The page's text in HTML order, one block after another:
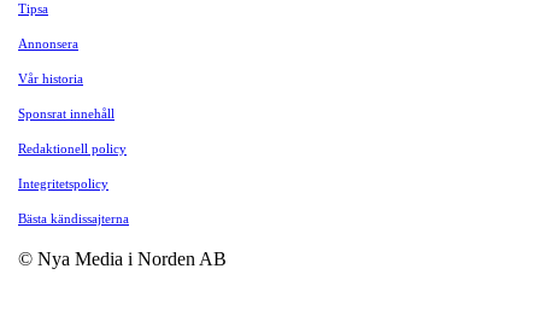
Tipsa
Annonsera
Vår historia
Sponsrat innehåll
Redaktionell policy
Integritetspolicy
Bästa kändissajterna
© Nya Media i Norden AB